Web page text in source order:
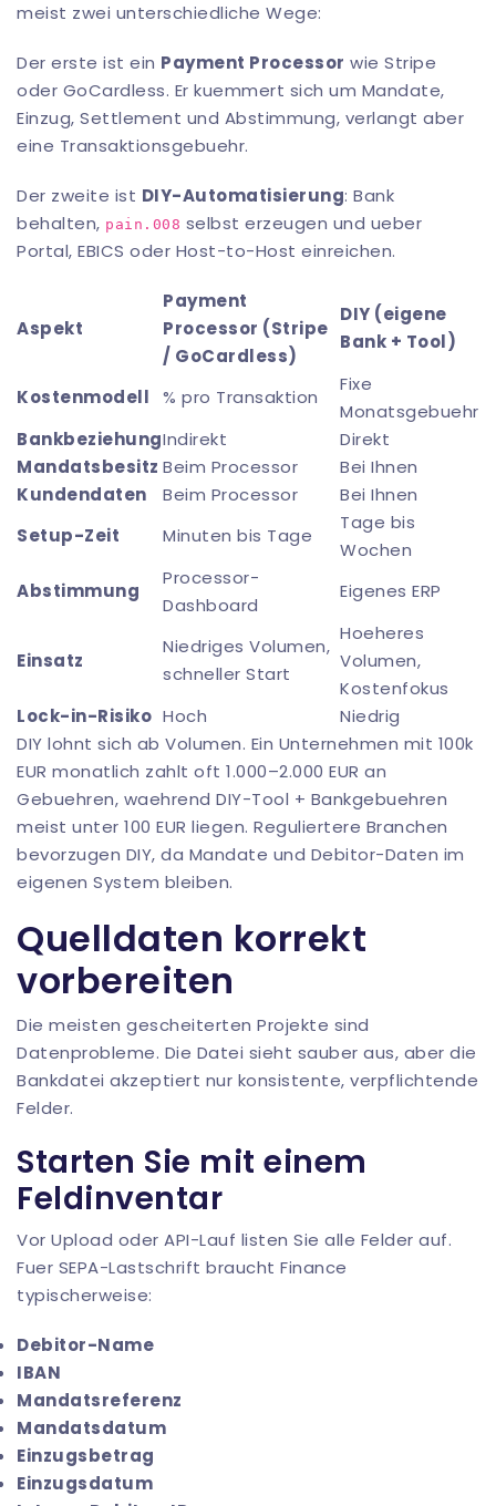
meist zwei unterschiedliche Wege:
Der erste ist ein Payment Processor wie Stripe
oder GoCardless. Er kuemmert sich um Mandate,
Einzug, Settlement und Abstimmung, verlangt aber
eine Transaktionsgebuehr.
Der zweite ist DIY-Automatisierung: Bank
behalten, pain.008 selbst erzeugen und ueber
Portal, EBICS oder Host-to-Host einreichen.
Aspekt
Payment
Processor (Stripe
/ GoCardless)
DIY (eigene
Bank + Tool)
Kostenmodell % pro Transaktion
Fixe
Monatsgebuehr
BankbeziehungIndirekt
Direkt
Mandatsbesitz Beim Processor
Bei Ihnen
Kundendaten
Beim Processor
Bei Ihnen
Setup-Zeit
Minuten bis Tage
Tage bis
Wochen
Abstimmung
Processor-
Dashboard
Eigenes ERP
Einsatz
Niedriges Volumen,
schneller Start
Hoeheres
Volumen,
Kostenfokus
Lock-in-Risiko Hoch
Niedrig
DIY lohnt sich ab Volumen. Ein Unternehmen mit 100k
EUR monatlich zahlt oft 1.000–2.000 EUR an
Gebuehren, waehrend DIY-Tool + Bankgebuehren
meist unter 100 EUR liegen. Reguliertere Branchen
bevorzugen DIY, da Mandate und Debitor-Daten im
eigenen System bleiben.
Quelldaten korrekt
vorbereiten
Die meisten gescheiterten Projekte sind
Datenprobleme. Die Datei sieht sauber aus, aber die
Bankdatei akzeptiert nur konsistente, verpflichtende
Felder.
Starten Sie mit einem
Feldinventar
Vor Upload oder API-Lauf listen Sie alle Felder auf.
Fuer SEPA-Lastschrift braucht Finance
typischerweise:
Debitor-Name
IBAN
Mandatsreferenz
Mandatsdatum
Einzugsbetrag
Einzugsdatum